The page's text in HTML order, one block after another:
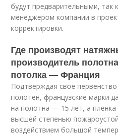
будут предварительными, так
менеджером компании в
корректировки.
Где производят
производитель
потолка — Франция
Подтверждая свое
полотен, французские марки
на полотна — 15 лет, а
высшей степенью
воздействием большой